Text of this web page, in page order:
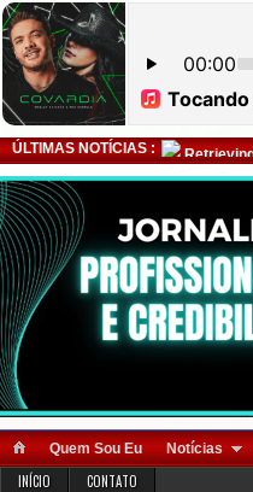
ÚLTIMAS NOTÍCIAS :
Quem Sou Eu Notícias
INÍCIO CONTATO